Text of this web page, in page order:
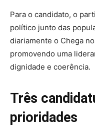
Para o candidato, o
político junto das
diariamente o Chega
promovendo uma
dignidade e coerência.
Três
prioridades